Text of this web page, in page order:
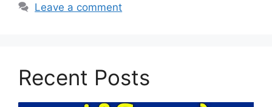
Leave a comment
Recent Posts